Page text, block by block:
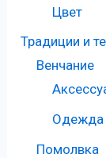
Цвет
Традиции и
Венчание
Одежда
Помолвка